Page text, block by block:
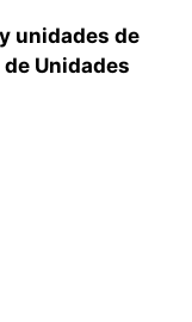
unidades de
Unidades